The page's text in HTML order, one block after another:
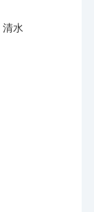
清水